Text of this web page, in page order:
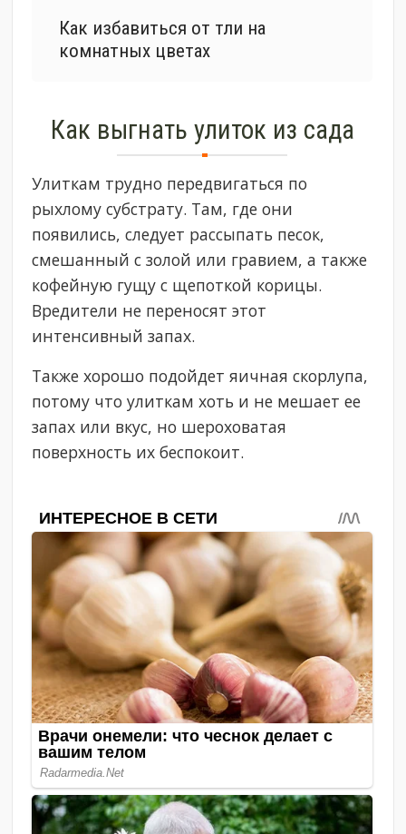
Как избавиться от тли на
комнатных цветах
Как выгнать улиток из сада
Улиткам трудно передвигаться по
рыхлому субстрату. Там, где они
появились, следует рассыпать песок,
смешанный с золой или гравием, а также
кофейную гущу с щепоткой корицы.
Вредители не переносят этот
интенсивный запах.
Также хорошо подойдет яичная скорлупа,
потому что улиткам хоть и не мешает ее
запах или вкус, но шероховатая
поверхность их беспокоит.